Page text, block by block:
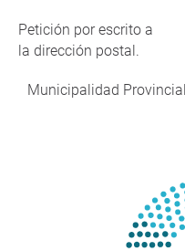
Petición por escrito a
la dirección postal.
Municipalidad